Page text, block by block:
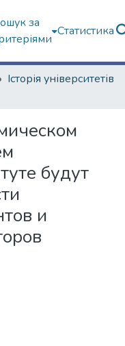
за
Статистика
Історія університетів
будут
и